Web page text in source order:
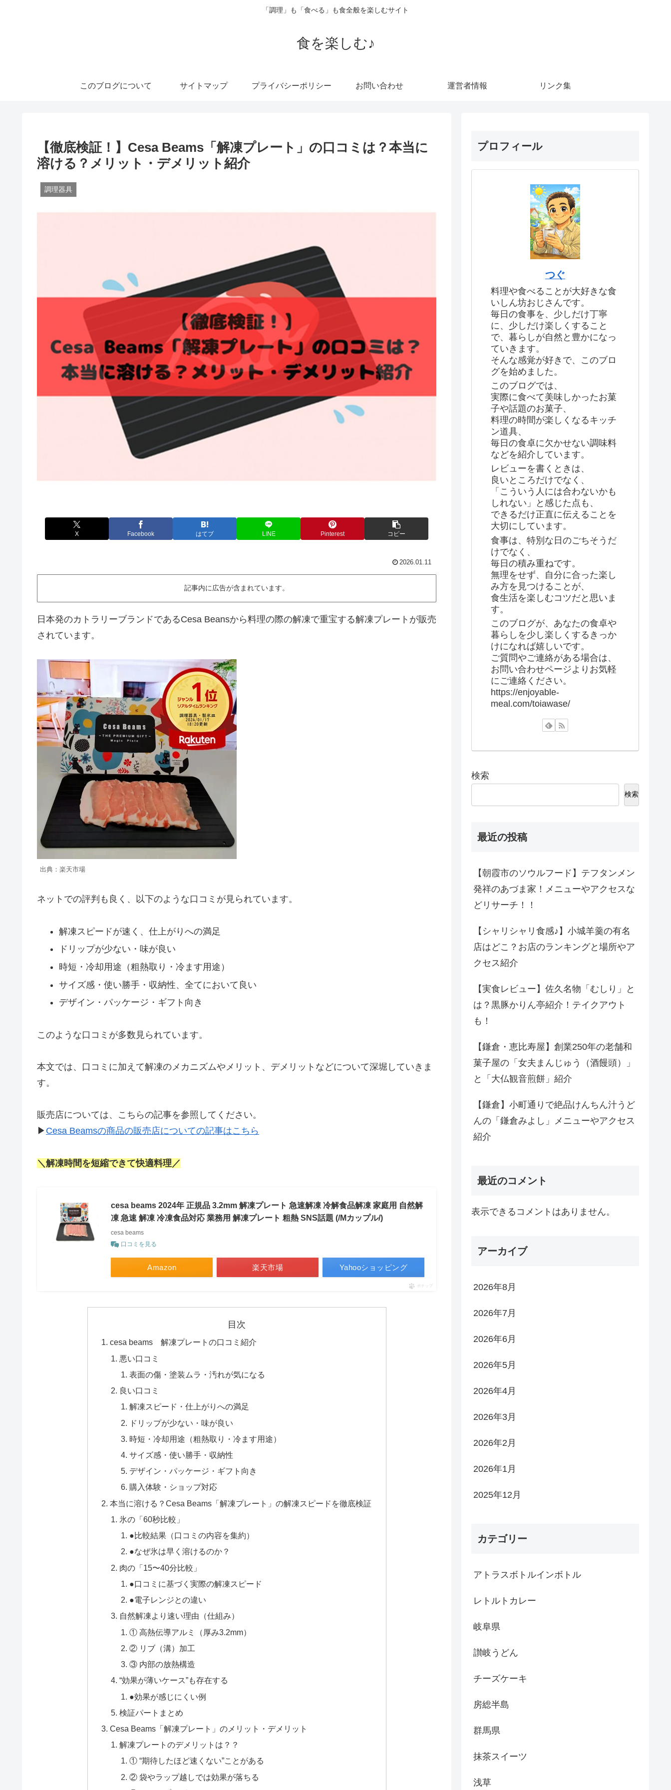
「調理」も「食べる」も食全般を楽しむサイト
食を楽しむ♪
このブログについて サイトマップ プライバシーポリシー お問い合わせ 運営者情報 リンク集
【徹底検証！】Cesa Beams「解凍プレート」の口コミは？本当に
溶ける？メリット・デメリット紹介
調理器具
X Facebook はてブ LINE Pinterest コピー
2026.01.11
記事内に広告が含まれています。
日本発のカトラリーブランドであるCesa Beansから料理の際の解凍で重宝する解凍プレートが販売
されています。
出典：楽天市場
ネットでの評判も良く、以下のような口コミが見られています。
解凍スピードが速く、仕上がりへの満足
ドリップが少ない・味が良い
時短・冷却用途（粗熱取り・冷ます用途）
サイズ感・使い勝手・収納性、全てにおいて良い
デザイン・パッケージ・ギフト向き
このような口コミが多数見られています。
本文では、口コミに加えて解凍のメカニズムやメリット、デメリットなどについて深堀していきま
す。
販売店については、こちらの記事を参照してください。
▶ Cesa Beamsの商品の販売店についての記事はこちら
＼解凍時間を短縮できて快適料理／
cesa beams 2024年 正規品 3.2mm 解凍プレート 急速解凍 冷解食品解凍 家庭用 自然解
凍 急速 解凍 冷凍食品対応 業務用 解凍プレート 粗熱 SNS話題 (/Mカップル/)
cesa beams
口コミを見る
Amazon 楽天市場 Yahooショッピング
ポチップ
目次
cesa beams 解凍プレートの口コミ紹介
悪い口コミ
表面の傷・塗装ムラ・汚れが気になる
良い口コミ
解凍スピード・仕上がりへの満足
ドリップが少ない・味が良い
時短・冷却用途（粗熱取り・冷ます用途）
サイズ感・使い勝手・収納性
デザイン・パッケージ・ギフト向き
購入体験・ショップ対応
本当に溶ける？Cesa Beams「解凍プレート」の解凍スピードを徹底検証
氷の「60秒比較」
●比較結果（口コミの内容を集約）
●なぜ氷は早く溶けるのか？
肉の「15〜40分比較」
●口コミに基づく実際の解凍スピード
●電子レンジとの違い
自然解凍より速い理由（仕組み）
① 高熱伝導アルミ（厚み3.2mm）
② リブ（溝）加工
③ 内部の放熱構造
“効果が薄いケース”も存在する
●効果が感じにくい例
検証パートまとめ
Cesa Beams「解凍プレート」のメリット・デメリット
解凍プレートのデメリットは？？
① “期待したほど速くない”ことがある
② 袋やラップ越しでは効果が落ちる
プロフィール
つぐ
料理や食べることが大好きな食
いしん坊おじさんです。
毎日の食事を、少しだけ丁寧
に、少しだけ楽しくすること
で、暮らしが自然と豊かになっ
ていきます。
そんな感覚が好きで、このブロ
グを始めました。
このブログでは、
実際に食べて美味しかったお菓
子や話題のお菓子、
料理の時間が楽しくなるキッチ
ン道具、
毎日の食卓に欠かせない調味料
などを紹介しています。
レビューを書くときは、
良いところだけでなく、
「こういう人には合わないかも
しれない」と感じた点も、
できるだけ正直に伝えることを
大切にしています。
食事は、特別な日のごちそうだ
けでなく、
毎日の積み重ねです。
無理をせず、自分に合った楽し
み方を見つけることが、
食生活を楽しむコツだと思いま
す。
このブログが、あなたの食卓や
暮らしを少し楽しくするきっか
けになれば嬉しいです。
ご質問やご連絡がある場合は、
お問い合わせページよりお気軽
にご連絡ください。
https://enjoyable-
meal.com/toiawase/
検索
検索
最近の投稿
【朝霞市のソウルフード】テフタンメン
発祥のあづま家！メニューやアクセスな
どリサーチ！！
【シャリシャリ食感♪】小城羊羹の有名
店はどこ？お店のランキングと場所やア
クセス紹介
【実食レビュー】佐久名物「むしり」と
は？黒豚かりん亭紹介！テイクアウト
も！
【鎌倉・恵比寿屋】創業250年の老舗和
菓子屋の「女夫まんじゅう（酒饅頭）」
と「大仏観音煎餅」紹介
【鎌倉】小町通りで絶品けんちん汁うど
んの「鎌倉みよし」メニューやアクセス
紹介
最近のコメント
表示できるコメントはありません。
アーカイブ
2026年8月
2026年7月
2026年6月
2026年5月
2026年4月
2026年3月
2026年2月
2026年1月
2025年12月
カテゴリー
アトラスボトルインボトル
レトルトカレー
岐阜県
讃岐うどん
チーズケーキ
房総半島
群馬県
抹茶スイーツ
浅草